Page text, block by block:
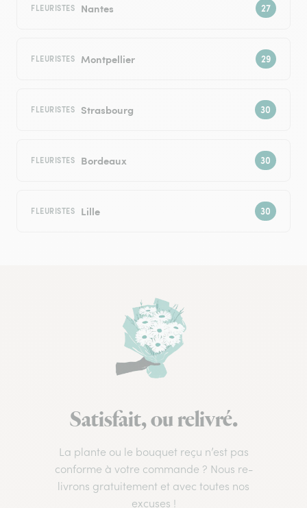
FLEURISTES Nantes
FLEURISTES Montpellier
FLEURISTES Strasbourg
FLEURISTES Bordeaux
FLEURISTES Lille
Satisfait, ou relivré.
La plante ou le bouquet reçu n’est pas
conforme à votre commande ? Nous re-
livrons gratuitement et avec toutes nos
excuses !